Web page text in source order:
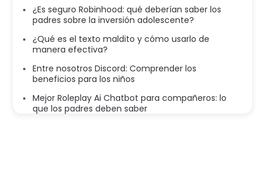
¿Es seguro Robinhood: qué deberían saber los
padres sobre la inversión adolescente?
¿Qué es el texto maldito y cómo usarlo de
manera efectiva?
Entre nosotros Discord: Comprender los
beneficios para los niños
Mejor Roleplay Ai Chatbot para compañeros: lo
que los padres deben saber